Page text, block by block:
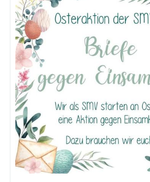
Kalender
Aktuell
Newsletter
Intern
Hausordnung
Schulwegeplan
Kontakt